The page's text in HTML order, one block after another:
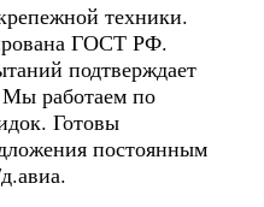
техники.
ГОСТ РФ.
подтверждает
работаем по
Готовы
постоянным